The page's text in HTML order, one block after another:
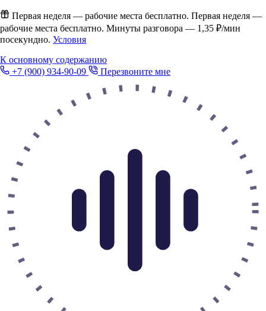
Первая неделя — рабочие места бесплатно. Первая неделя —
рабочие места бесплатно. Минуты разговора — 1,35 ₽/мин
посекундно. Условия
К основному содержанию
+7 (900) 934-90-09
Перезвоните мне